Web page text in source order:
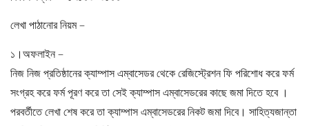
লেখা পাঠানোর নিয়ম –
১।অফলাইন –
নিজ নিজ প্রতিষ্ঠানের ক্যাম্পাস এম্বাসেডর থেকে রেজিস্ট্রেশন ফি পরিশোধ করে ফর্ম
সংগ্রহ করে ফর্ম পূরণ করে তা সেই ক্যাম্পাস এম্বাসেডরের কাছে জমা দিতে হবে ।
পরবর্তীতে লেখা শেষ করে তা ক্যাম্পাস এম্বাসেডরের নিকট জমা দিবে। সাহিত্যজান্তা